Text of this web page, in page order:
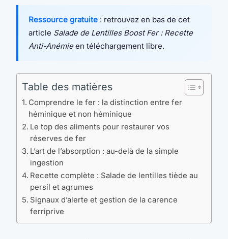
Ressource gratuite : retrouvez en bas de cet
article Salade de Lentilles Boost Fer : Recette
Anti-Anémieen téléchargement libre.
Table des matières
Comprendre le fer : la distinction entre fer
héminique et non héminique
Le top des aliments pour restaurer vos
réserves de fer
L’art de l’absorption : au-delà de la simple
ingestion
Recette complète : Salade de lentilles tiède au
persil et agrumes
Signaux d’alerte et gestion de la carence
ferriprive